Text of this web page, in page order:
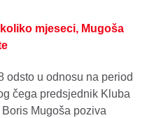
mjeseci, Mugoša
odsto u odnosu na period
čega predsjednik Kluba
Mugoša poziva